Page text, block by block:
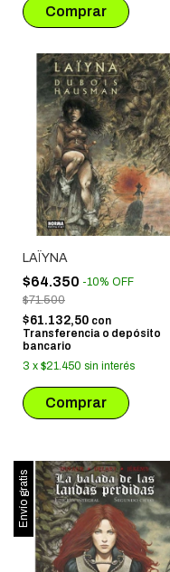
LAÏYNA
$64.350 -10% OFF
$71.500
$61.132,50 con
Transferencia o depósito
bancario
3 x $21.450 sin interés
Envío gratis